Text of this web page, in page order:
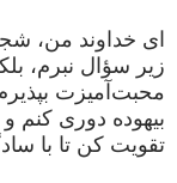
ای خداوند من،
زیر سؤال نبرم،
محبت‌آمیزت
بیهوده دوری کنم و
تقویت کن تا با